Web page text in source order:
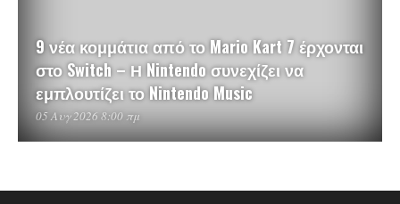
9 νέα κομμάτια από το Mario Kart 7 έρχονται
στο Switch – Η Nintendo συνεχίζει να
εμπλουτίζει το Nintendo Music
05 Αυγ 2026 8:00 πμ